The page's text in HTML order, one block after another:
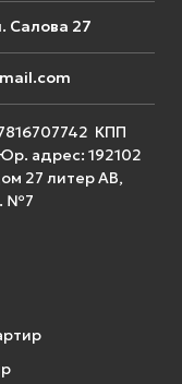
Салова 27
КПП
адрес: 192102
27 литер АВ,
№7